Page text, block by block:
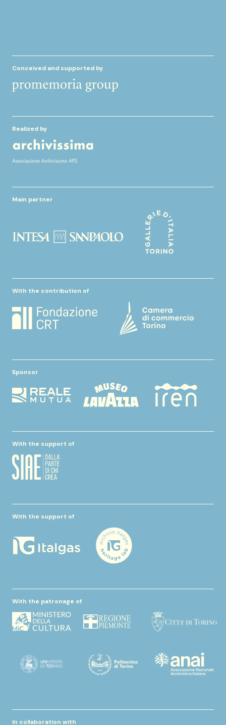
Conceived and supported by
Realized by
Main partner
With the contribution of
Sponsor
With the support of
With the support of
With the patronage of
In collaboration with